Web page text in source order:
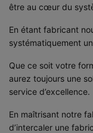
être au cœur du
En étant fabricant
systématiquement
Que ce soit votre
aurez toujours une
service d’excellence.
En maîtrisant notre
d’intercaler une